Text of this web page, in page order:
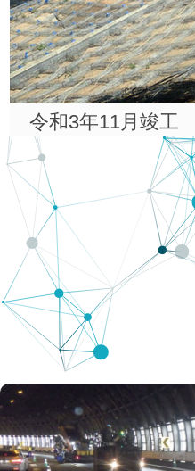
令和3年11月竣工